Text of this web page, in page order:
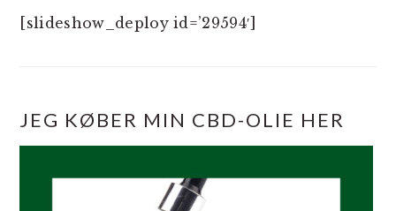
[slideshow_deploy id=’29594′]
JEG KØBER MIN CBD-OLIE HER